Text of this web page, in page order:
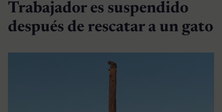
Trabajador es suspendido
después de rescatar a un gato